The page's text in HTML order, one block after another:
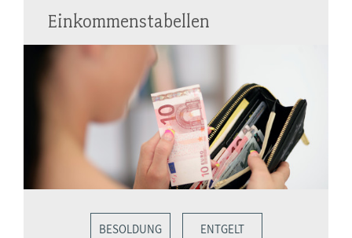
Einkommenstabellen
BESOLDUNG ENTGELT